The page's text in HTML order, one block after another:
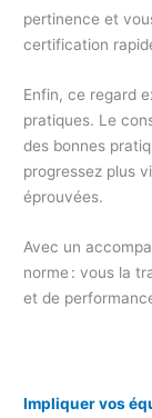
pertinence et
certification
Enfin, ce regard
pratiques. Le
des bonnes
progressez plus
éprouvées.
Avec un
norme : vous la
et de
Impliquer vos